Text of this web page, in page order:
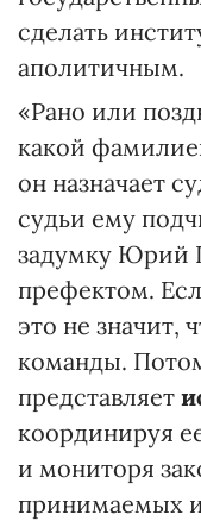
сделать
аполитичным.
«Рано или
какой
он назначает
судьи ему
задумку Юрий
префектом.
это не значит,
команды.
представляет
координируя
и мониторя
принимаемых